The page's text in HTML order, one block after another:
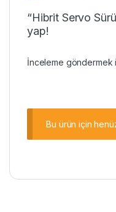
“Hibrit Servo
yap!
İnceleme göndermek
Bu ürün için